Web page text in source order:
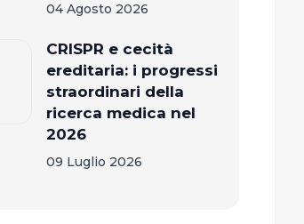
04 Agosto 2026
CRISPR e cecità
ereditaria: i progressi
straordinari della
ricerca medica nel
2026
09 Luglio 2026